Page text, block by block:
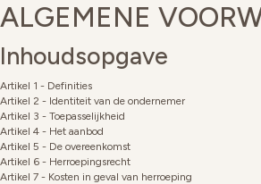
ALGEMENE
Inhoudsopgave
Artikel 1 - Definities
Artikel 2 - Identiteit van de ondernemer
Artikel 3 - Toepasselijkheid
Artikel 4 - Het aanbod
Artikel 5 - De overeenkomst
Artikel 6 - Herroepingsrecht
Artikel 7 - Kosten in geval van herroeping